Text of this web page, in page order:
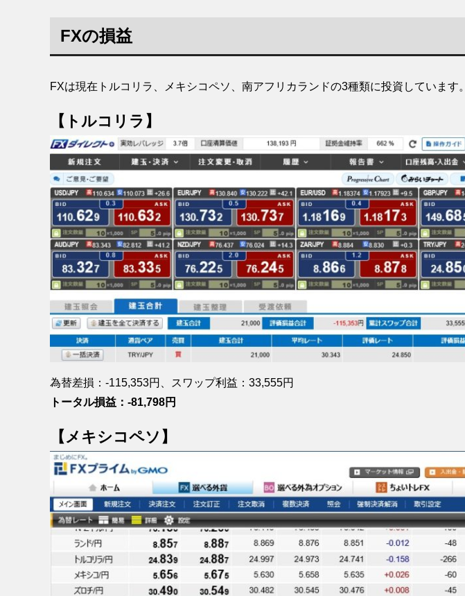
FXの損益
FXは現在トルコリラ、メキシコペソ、南アフリカランドの3種類に投資しています。
【トルコリラ】
為替差損：-115,353円、スワップ利益：33,555円
トータル損益：-81,798円
【メキシコペソ】